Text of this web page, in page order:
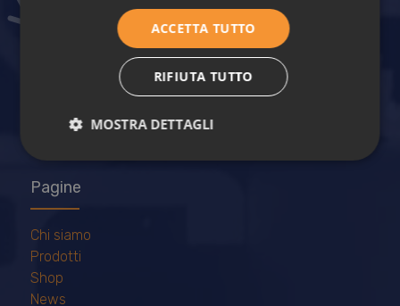
20154 Milano – via Francesco Melzi D’Eril, 20
Unità operativa: Via Trieste 50/C
21023 Besozzo
Tel: (+39) 0332 1851497
Pagine
Chi siamo
Prodotti
Shop
News
ACCETTA TUTTO
RIFIUTA TUTTO
MOSTRA DETTAGLI